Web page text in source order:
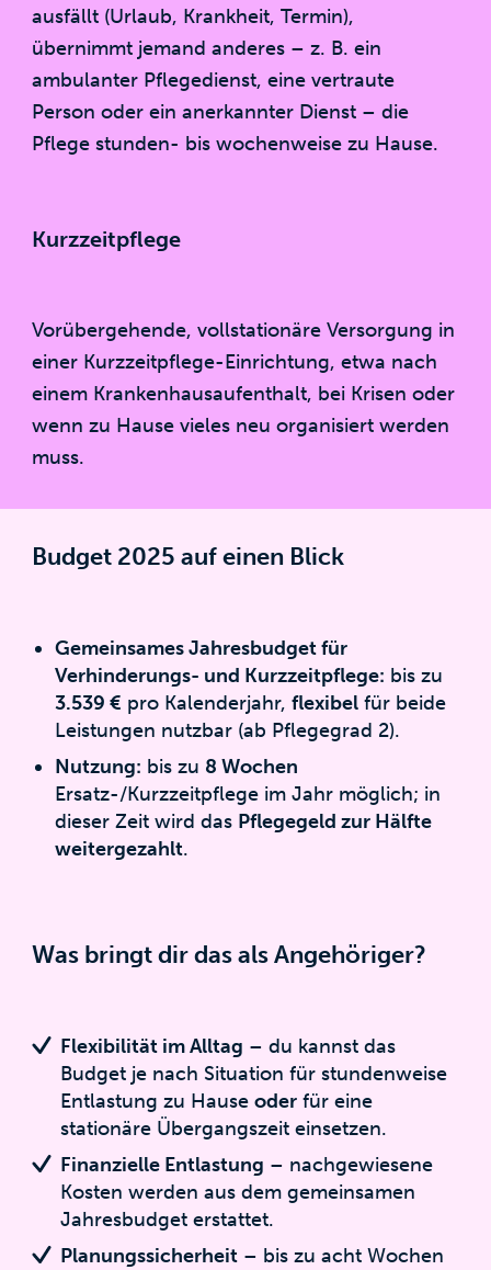
ausfällt (Urlaub, Krankheit, Termin),
übernimmt jemand anderes – z. B. ein
ambulanter Pflegedienst, eine vertraute
Person oder ein anerkannter Dienst – die
Pflege stunden- bis wochenweise zu Hause.
Kurzzeitpflege
Vorübergehende, vollstationäre Versorgung in
einer Kurzzeitpflege-Einrichtung, etwa nach
einem Krankenhausaufenthalt, bei Krisen oder
wenn zu Hause vieles neu organisiert werden
muss.
Budget 2025 auf einen Blick
Gemeinsames Jahresbudget für
Verhinderungs- und Kurzzeitpflege: bis zu
3.539 € pro Kalenderjahr, flexibelfür beide
Leistungen nutzbar (ab Pflegegrad 2).
Nutzung: bis zu 8 Wochen
Ersatz-/Kurzzeitpflege im Jahr möglich; in
dieser Zeit wird das Pflegegeld zur Hälfte
weitergezahlt.
Was bringt dir das als Angehöriger?
Flexibilität im Alltag – du kannst das
Budget je nach Situation für stundenweise
Entlastung zu Hause oderfür eine
stationäre Übergangszeit einsetzen.
Finanzielle Entlastung – nachgewiesene
Kosten werden aus dem gemeinsamen
Jahresbudget erstattet.
Planungssicherheit– bis zu acht Wochen